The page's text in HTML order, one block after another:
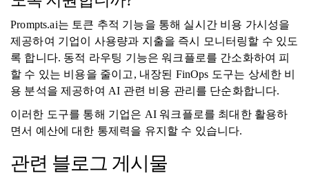
Prompts.ai는 토큰 추적 기능을 통해 실시간 비용 가시성을
제공하여 기업이 사용량과 지출을 즉시 모니터링할 수 있도
록 합니다. 동적 라우팅 기능은 워크플로를 간소화하여 피
할 수 있는 비용을 줄이고, 내장된 FinOps 도구는 상세한 비
용 분석을 제공하여 AI 관련 비용 관리를 단순화합니다.
이러한 도구를 통해 기업은 AI 워크플로를 최대한 활용하
면서 예산에 대한 통제력을 유지할 수 있습니다.
관련 블로그 게시물